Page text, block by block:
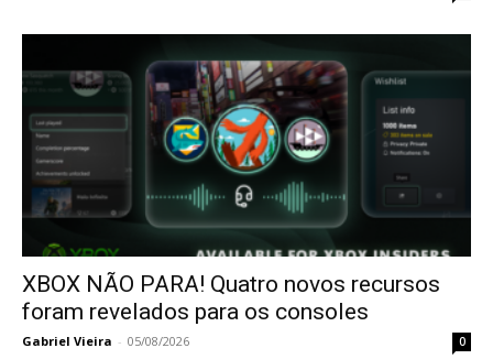
XBOX NÃO PARA! Quatro novos recursos
foram revelados para os consoles
Gabriel Vieira - 05/08/2026 0